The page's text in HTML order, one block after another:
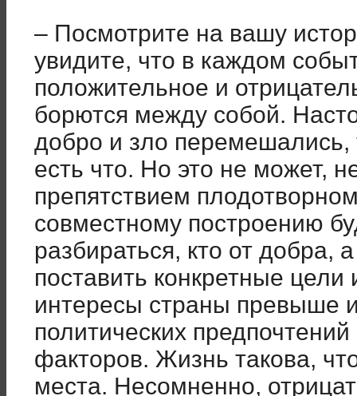
– Посмотрите на вашу
увидите, что в каждом
положительное и
борются между собой.
добро и зло перемешались,
есть что. Но это не может,
препятствием
совместному построению
разбираться, кто от добра,
поставить конкретные
интересы страны превыше
политических
факторов. Жизнь такова,
места. Несомненно,